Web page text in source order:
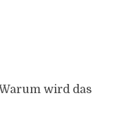
wird das